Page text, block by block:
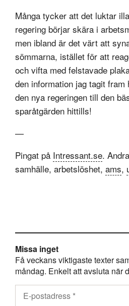
Många tycker att det luktar
regering börjar skära i
men ibland är det värt att
sömmarna, istället för att
och vifta med felstavade
den information jag tagit fram
den nya regeringen till den
sparåtgärden hittills!
—
Pingat på Intressant.se.
samhälle, arbetslöshet, ams,
Missa inget
Få veckans viktigaste texter
måndag. Enkelt att avsluta när